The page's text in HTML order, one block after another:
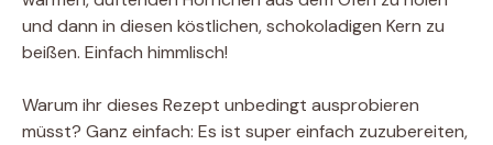
und dann in diesen köstlichen, schokoladigen Kern zu
beißen. Einfach himmlisch!
Warum ihr dieses Rezept unbedingt ausprobieren
müsst? Ganz einfach: Es ist super einfach zuzubereiten,